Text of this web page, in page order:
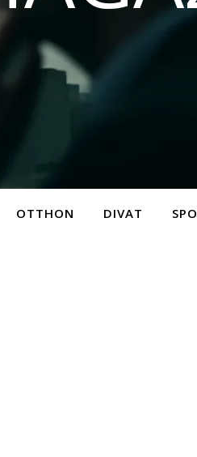
OTTHON DIVAT